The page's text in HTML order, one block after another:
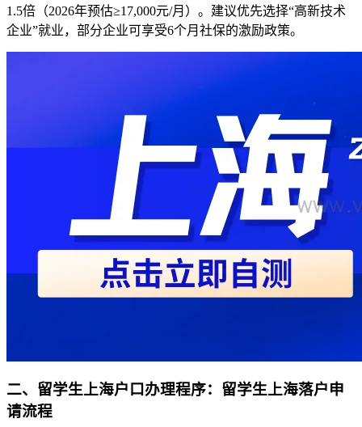
1.5倍（2026年预估≥17,000元/月）。建议优先选择“高新技术
企业”就业，部分企业可享受6个月社保的激励政策。
二、留学生上海户口办理程序：留学生上海落户申
请流程